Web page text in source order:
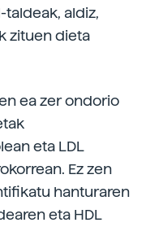
aldiz,
zituen dieta
ea zer ondorio
eta LDL
Ez zen
hanturaren
eta HDL